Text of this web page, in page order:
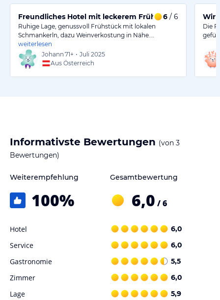
Freundliches Hotel mit leckerem Frühstück und
6 / 6
Ruhige Lage, genussvoll Frühstück mit lokalen
Schmankerln, dazu Weinverkostung in Nähe.…
weiterlesen
Johann 71+ • Juli 2025
Aus Österreich
Wir
Die
Informativste Bewertungen (von 3
Bewertungen)
Weiterempfehlung
100%
Gesamtbewertung
6,0 / 6
Hotel 6,0
Service 6,0
Gastronomie 5,5
Zimmer 6,0
Lage 5,9